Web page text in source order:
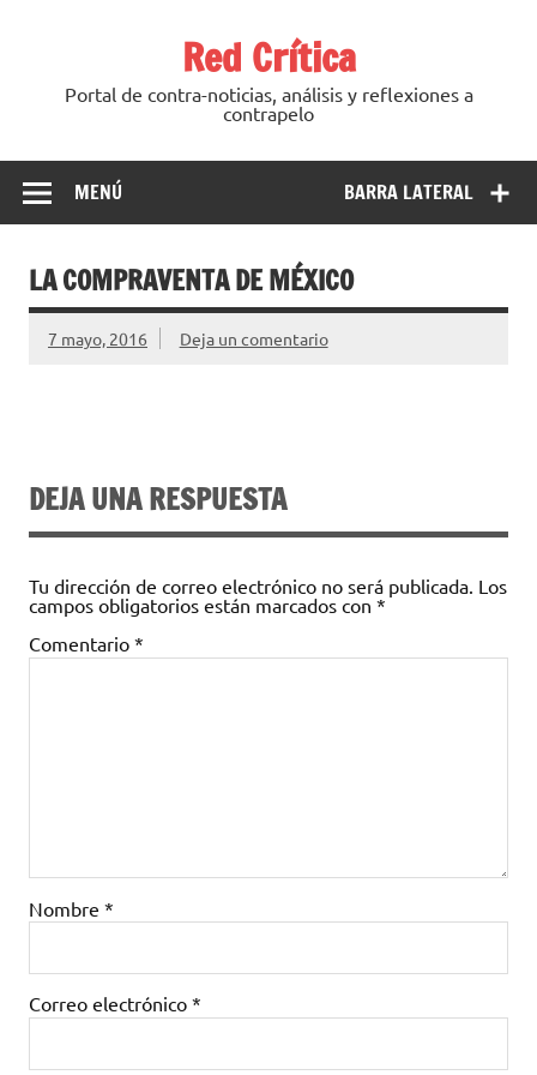
Red Crítica
Portal de contra-noticias, análisis y reflexiones a
contrapelo
BARRA LATERAL
MENÚ
LA COMPRAVENTA DE MÉXICO
7 mayo, 2016 Deja un comentario
DEJA UNA RESPUESTA
Tu dirección de correo electrónico no será publicada. Los
campos obligatorios están marcados con *
Comentario *
Nombre *
Correo electrónico *